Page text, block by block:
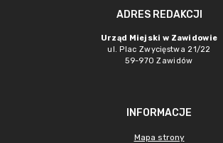
ADRES REDAKCJI
Urząd Miejski w Zawidowie
ul. Plac Zwycięstwa 21/22
59-970 Zawidów
INFORMACJE
Mapa strony